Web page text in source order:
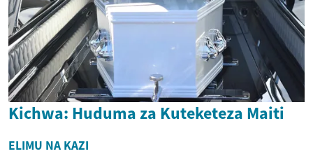
Kichwa: Huduma za Kuteketeza Maiti
ELIMU NA KAZI